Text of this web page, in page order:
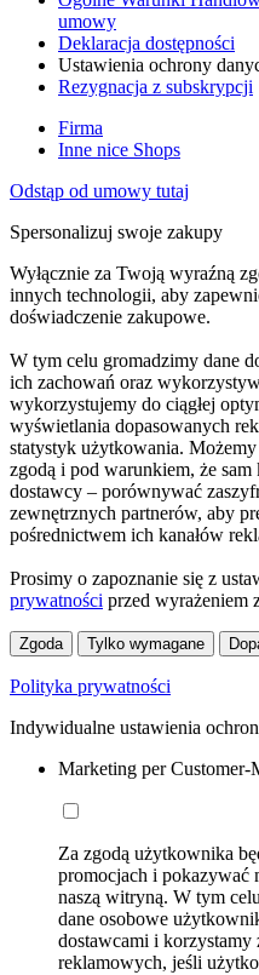
umowy
Deklaracja dostępności
Ustawienia ochrony
Rezygnacja z subskrypcji
Firma
Inne nice Shops
Odstąp od umowy tutaj
Spersonalizuj swoje zakupy
Wyłącznie za Twoją wyraźną
innych technologii, aby
doświadczenie zakupowe.
W tym celu gromadzimy dane
ich zachowań oraz
wykorzystujemy do ciągłej
wyświetlania dopasowanych
statystyk użytkowania.
zgodą i pod warunkiem, że sam
dostawcy – porównywać
zewnętrznych partnerów, aby
pośrednictwem ich kanałów
Prosimy o zapoznanie się z
prywatności przed wyrażeniem
Zgoda Tylko wymagane
Polityka prywatności
Indywidualne ustawienia
Marketing per Customer-
Za zgodą użytkownika
promocjach i pokazywać
naszą witryną. W tym
dane osobowe
dostawcami i korzystamy
reklamowych, jeśli